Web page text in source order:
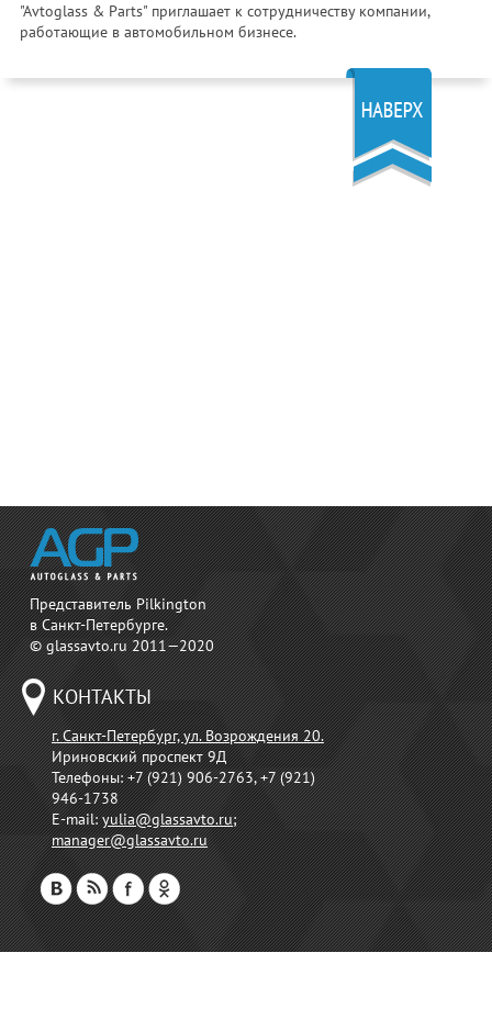
"Avtoglass & Parts" приглашает к сотрудничеству компании,
работающие в автомобильном бизнесе.
Представитель Pilkington
в Санкт-Петербурге.
© glassavto.ru 2011—2020
КОНТАКТЫ
г. Санкт-Петербург, ул. Возрождения 20.
Ириновский проспект 9Д
Телефоны:+7 (921) 906-2763, +7 (921)
946-1738
E-mail:yulia@glassavto.ru;
manager@glassavto.ru